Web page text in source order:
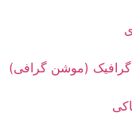
(موشن گرافی)